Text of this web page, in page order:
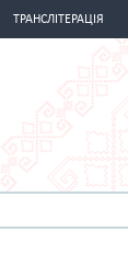
ТРАНСЛІТЕРАЦІЯ